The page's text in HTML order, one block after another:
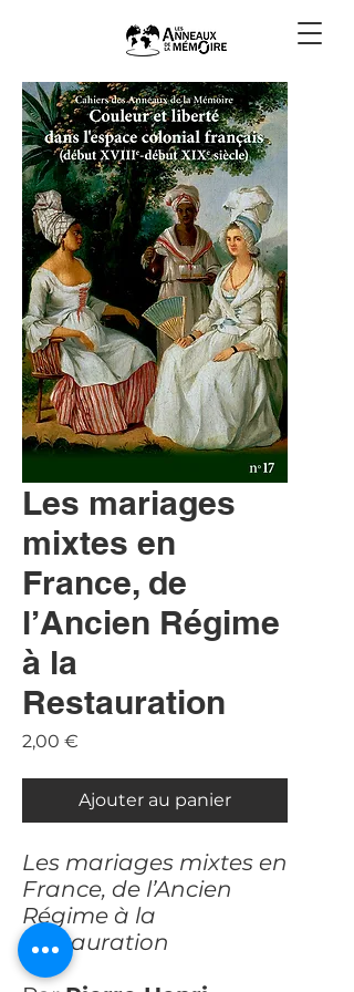
Les mariages
mixtes en
France, de
l’Ancien Régime
à la
Restauration
2,00 €
Ajouter au panier
Les mariages mixtes en
France, de l’Ancien
Régime à la
Restauration